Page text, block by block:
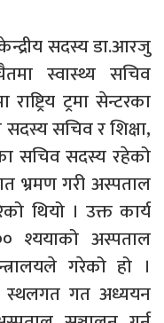
सदस्य डा.आरजु
स्वास्थ्य सचिव
ट्रमा सेन्टरका
सदस्य सचिव र शिक्षा,
सचिव सदस्य रहेको
भ्रमण गरी अस्पताल
थियो । उक्त कार्य
श्ययाको अस्पताल
गरेको हो ।
स्थलगत गत अध्ययन